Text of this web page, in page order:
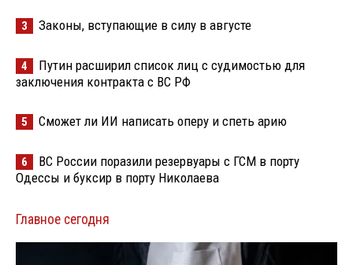
3 Законы, вступающие в силу в августе
4
Путин расширил список лиц с судимостью для
заключения контракта с ВС РФ
5 Сможет ли ИИ написать оперу и спеть арию
6
ВС России поразили резервуары с ГСМ в порту
Одессы и буксир в порту Николаева
Главное сегодня